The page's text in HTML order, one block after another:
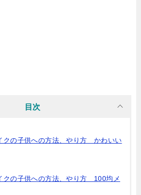
目次
クの子供への方法、やり方 かわいい
クの子供への方法、やり方 100均メ